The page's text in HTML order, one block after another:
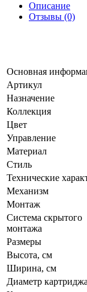
Описание
Отзывы (0)
Основная
Артикул
Назначение
Коллекция
Цвет
Управление
Материал
Стиль
Технические
Механизм
Монтаж
Система скрытого
монтажа
Размеры
Высота, см
Ширина, см
Диаметр